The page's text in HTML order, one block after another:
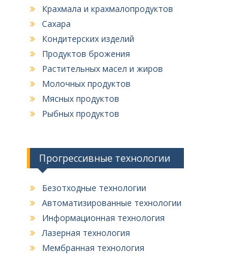
Крахмала и крахмалопродуктов
Сахара
Кондитерских изделий
Продуктов брожения
Растительных масел и жиров
Молочных продуктов
Мясных продуктов
Рыбных продуктов
Прогрессивные технологии
Безотходные технологии
Автоматизированные технологии
Информационная технология
Лазерная технология
Мембранная технология